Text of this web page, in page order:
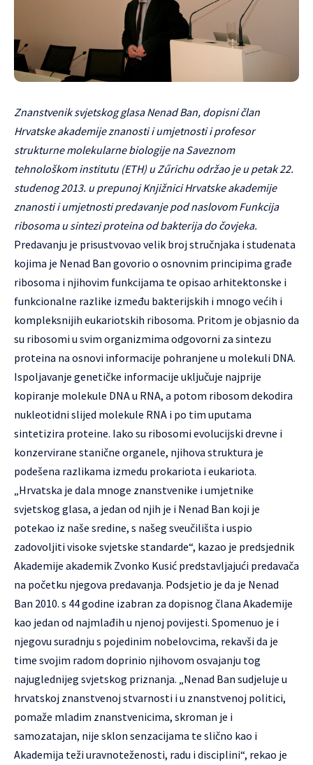
Znanstvenik svjetskog glasa Nenad Ban, dopisni član
Hrvatske akademije znanosti i umjetnosti i profesor
strukturne molekularne biologije na Saveznom
tehnološkom institutu (ETH) u Zűrichu održao je u petak 22.
studenog 2013. u prepunoj Knjižnici Hrvatske akademije
znanosti i umjetnosti predavanje pod naslovom Funkcija
ribosoma u sintezi proteina od bakterija do čovjeka.
Predavanju je prisustvovao velik broj stručnjaka i studenata
kojima je Nenad Ban govorio o osnovnim principima građe
ribosoma i njihovim funkcijama te opisao arhitektonske i
funkcionalne razlike između bakterijskih i mnogo većih i
kompleksnijih eukariotskih ribosoma. Pritom je objasnio da
su ribosomi u svim organizmima odgovorni za sintezu
proteina na osnovi informacije pohranjene u molekuli DNA.
Ispoljavanje genetičke informacije uključuje najprije
kopiranje molekule DNA u RNA, a potom ribosom dekodira
nukleotidni slijed molekule RNA i po tim uputama
sintetizira proteine. Iako su ribosomi evolucijski drevne i
konzervirane stanične organele, njihova struktura je
podešena razlikama izmedu prokariota i eukariota.
„Hrvatska je dala mnoge znanstvenike i umjetnike
svjetskog glasa, a jedan od njih je i Nenad Ban koji je
potekao iz naše sredine, s našeg sveučilišta i uspio
zadovoljiti visoke svjetske standarde“, kazao je predsjednik
Akademije akademik Zvonko Kusić predstavljajući predavača
na početku njegova predavanja. Podsjetio je da je Nenad
Ban 2010. s 44 godine izabran za dopisnog člana Akademije
kao jedan od najmlađih u njenoj povijesti. Spomenuo je i
njegovu suradnju s pojedinim nobelovcima, rekavši da je
time svojim radom doprinio njihovom osvajanju tog
najuglednijeg svjetskog priznanja. „Nenad Ban sudjeluje u
hrvatskoj znanstvenoj stvarnosti i u znanstvenoj politici,
pomaže mladim znanstvenicima, skroman je i
samozatajan, nije sklon senzacijama te slično kao i
Akademija teži uravnoteženosti, radu i disciplini“, rekao je